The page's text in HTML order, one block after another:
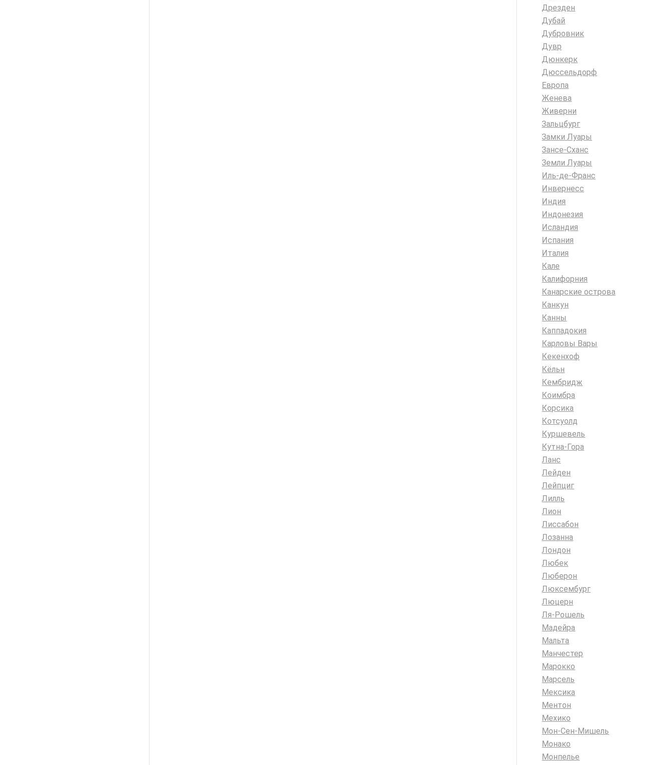
Дрезден
Дубай
Дубровник
Дувр
Дюнкерк
Дюссельдорф
Европа
Женева
Живерни
Зальцбург
Замки Луары
Зансе-Сханс
Земли Луары
Иль-де-Франс
Инвернесс
Индия
Индонезия
Исландия
Испания
Италия
Кале
Калифорния
Канарские острова
Канкун
Канны
Каппадокия
Карловы Вары
Кекенхоф
Кёльн
Кембридж
Коимбра
Корсика
Котсуолд
Куршевель
Кутна-Гора
Ланс
Лейден
Лейпциг
Лилль
Лион
Лиссабон
Лозанна
Лондон
Любек
Люберон
Люксембург
Люцерн
Ля-Рошель
Мадейра
Мальта
Манчестер
Марокко
Марсель
Мексика
Ментон
Мехико
Мон-Сен-Мишель
Монако
Монпелье